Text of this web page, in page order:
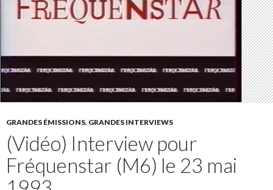
GRANDES ÉMISSIONS, GRANDES INTERVIEWS
(Vidéo) Interview pour
Fréquenstar (M6) le 23 mai